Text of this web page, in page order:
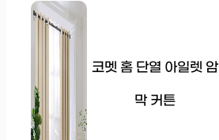
코멧 홈 단열 아일렛 암
막 커튼